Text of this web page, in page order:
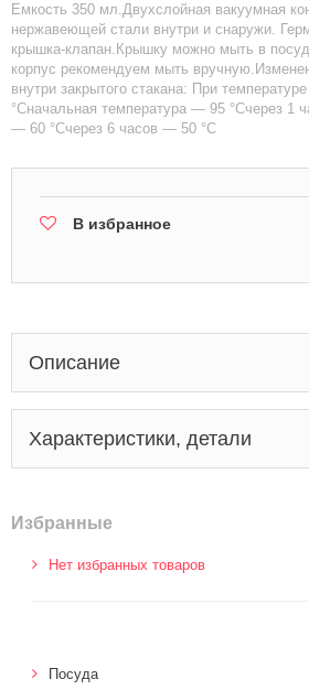
Емкость 350 мл.Двухслойная вакуумная
нержавеющей стали внутри и снаружи.
крышка-клапан.Крышку можно мыть в
корпус рекомендуем мыть
внутри закрытого стакана: При
°Сначальная температура — 95 °Счерез 1
— 60 °Счерез 6 часов — 50 °С
В избранное
Описание
Характеристики, детали
Избранные
Нет избранных товаров
Посуда